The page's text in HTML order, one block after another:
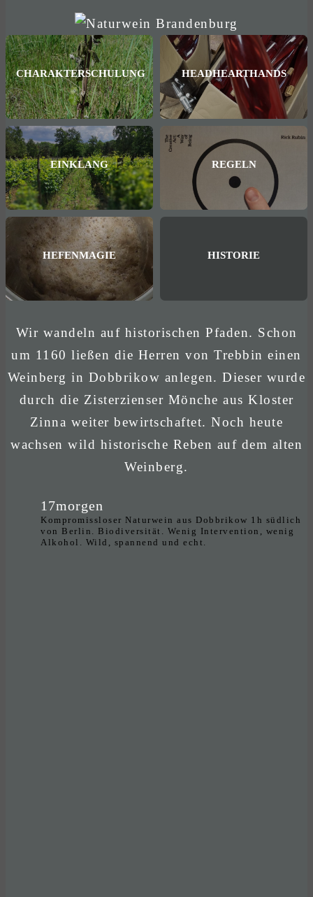
CHARAKTERSCHULUNG HEADHEARTHANDS
EINKLANG REGELN
HEFENMAGIE HISTORIE
Wir wandeln auf historischen Pfaden. Schon
um 1160 ließen die Herren von Trebbin einen
Weinberg in Dobbrikow anlegen. Dieser wurde
durch die Zisterzienser Mönche aus Kloster
Zinna weiter bewirtschaftet. Noch heute
wachsen wild historische Reben auf dem alten
Weinberg.
17morgen
Kompromissloser Naturwein aus Dobbrikow 1h südlich
von Berlin. Biodiversität. Wenig Intervention, wenig
Alkohol. Wild, spannend und echt.